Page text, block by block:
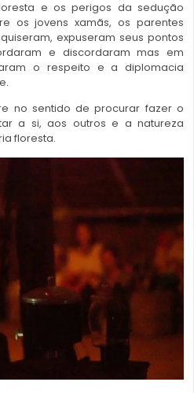
e os perigos da sedução
os jovens xamãs, os parentes
expuseram seus pontos
e discordaram mas em
o respeito e a diplomacia
no sentido de procurar fazer o
a si, aos outros e a natureza
floresta.